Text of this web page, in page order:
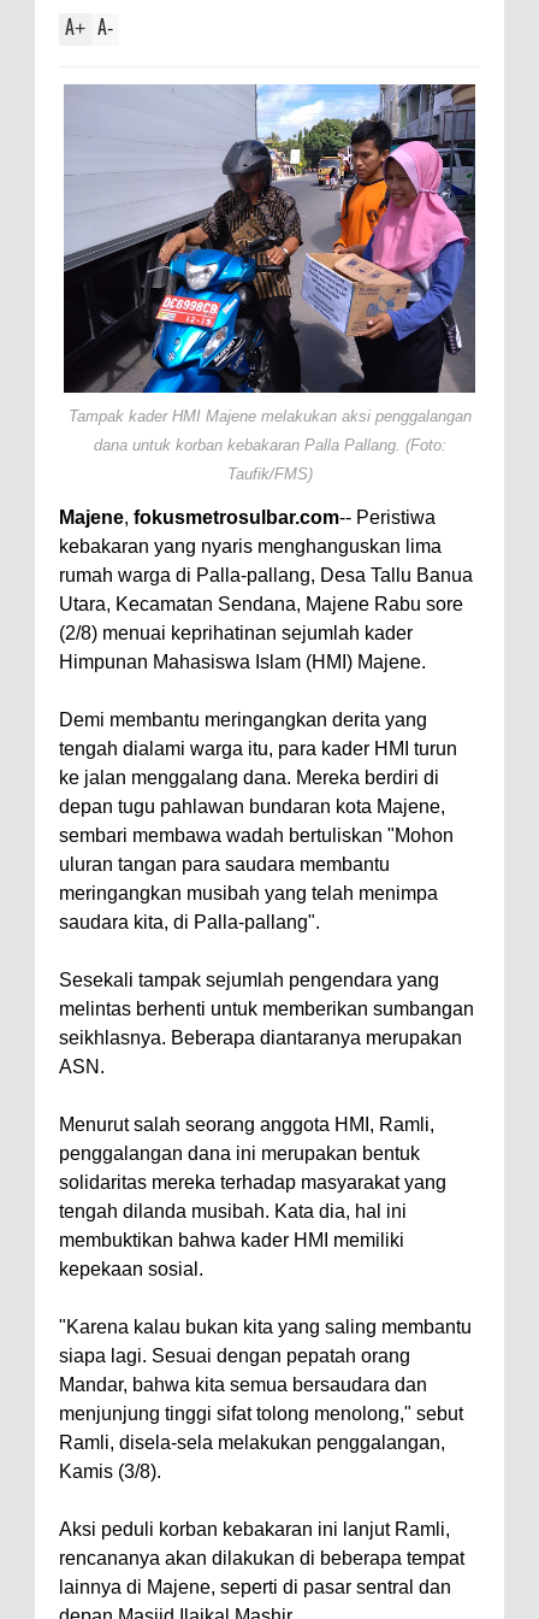
A+ A-
Tampak kader HMI Majene melakukan aksi penggalangan
dana untuk korban kebakaran Palla Pallang. (Foto:
Taufik/FMS)
Majene, fokusmetrosulbar.com-- Peristiwa
kebakaran yang nyaris menghanguskan lima
rumah warga di Palla-pallang, Desa Tallu Banua
Utara, Kecamatan Sendana, Majene Rabu sore
(2/8) menuai keprihatinan sejumlah kader
Himpunan Mahasiswa Islam (HMI) Majene.
Demi membantu meringangkan derita yang
tengah dialami warga itu, para kader HMI turun
ke jalan menggalang dana. Mereka berdiri di
depan tugu pahlawan bundaran kota Majene,
sembari membawa wadah bertuliskan "Mohon
uluran tangan para saudara membantu
meringangkan musibah yang telah menimpa
saudara kita, di Palla-pallang".
Sesekali tampak sejumlah pengendara yang
melintas berhenti untuk memberikan sumbangan
seikhlasnya. Beberapa diantaranya merupakan
ASN.
Menurut salah seorang anggota HMI, Ramli,
penggalangan dana ini merupakan bentuk
solidaritas mereka terhadap masyarakat yang
tengah dilanda musibah. Kata dia, hal ini
membuktikan bahwa kader HMI memiliki
kepekaan sosial.
"Karena kalau bukan kita yang saling membantu
siapa lagi. Sesuai dengan pepatah orang
Mandar, bahwa kita semua bersaudara dan
menjunjung tinggi sifat tolong menolong," sebut
Ramli, disela-sela melakukan penggalangan,
Kamis (3/8).
Aksi peduli korban kebakaran ini lanjut Ramli,
rencananya akan dilakukan di beberapa tempat
lainnya di Majene, seperti di pasar sentral dan